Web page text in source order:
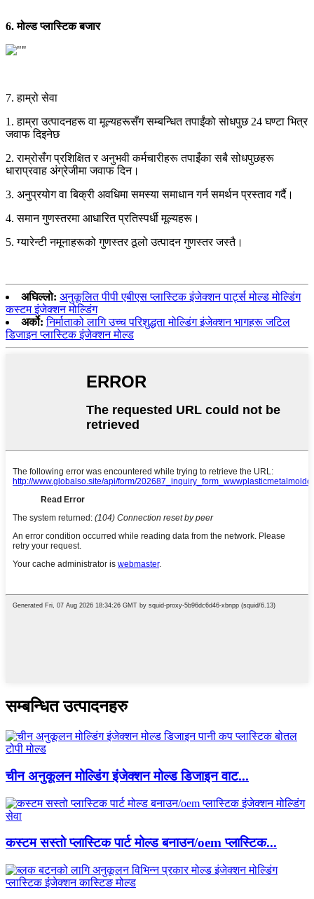
6. मोल्ड प्लास्टिक बजार
7. हाम्रो सेवा
1. हाम्रा उत्पादनहरू वा मूल्यहरूसँग सम्बन्धित तपाईंको सोधपुछ 24 घण्टा भित्र
जवाफ दिइनेछ
2. राम्रोसँग प्रशिक्षित र अनुभवी कर्मचारीहरू तपाइँका सबै सोधपुछहरू
धाराप्रवाह अंग्रेजीमा जवाफ दिन।
3. अनुप्रयोग वा बिक्री अवधिमा समस्या समाधान गर्न समर्थन प्रस्ताव गर्दै।
4. समान गुणस्तरमा आधारित प्रतिस्पर्धी मूल्यहरू।
5. ग्यारेन्टी नमूनाहरूको गुणस्तर ठूलो उत्पादन गुणस्तर जस्तै।
अघिल्लो: अनुकूलित पीपी एबीएस प्लास्टिक इंजेक्शन पार्ट्स मोल्ड मोल्डिंग
कस्टम इंजेक्शन मोल्डिंग
अर्को: निर्माताको लागि उच्च परिशुद्धता मोल्डिंग इंजेक्शन भागहरू जटिल
डिजाइन प्लास्टिक इंजेक्शन मोल्ड
सम्बन्धित उत्पादनहरु
चीन अनुकूलन मोल्डिंग इंजेक्शन मोल्ड डिजाइन वाट...
कस्टम सस्तो प्लास्टिक पार्ट मोल्ड बनाउन/oem प्लास्टिक...